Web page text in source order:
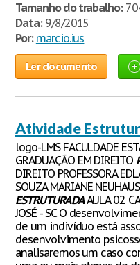
Tamanho do trabalho:
Data:9/8/2015
Por: marcio.ius
Ler documento
Atividade
logo-LMS FACULDADE
GRADUAÇÃO EM DIREITO
DIREITO PROFESSORA
SOUZA MARIANE
ESTRUTURADAAULA 02
JOSÉ - SC O
de um indivíduo está
desenvolvimento
analisaremos um caso